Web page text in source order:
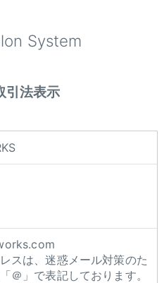
System
引法表示
スは、迷惑メール対策のた
＠」で表記しております。